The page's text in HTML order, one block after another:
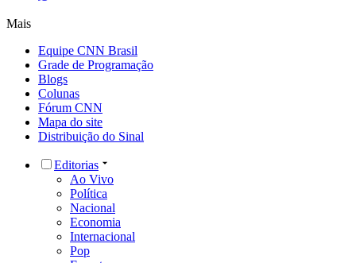
Mais
Equipe CNN Brasil
Grade de Programação
Blogs
Colunas
Fórum CNN
Mapa do site
Distribuição do Sinal
Editorias
Ao Vivo
Política
Nacional
Economia
Internacional
Pop